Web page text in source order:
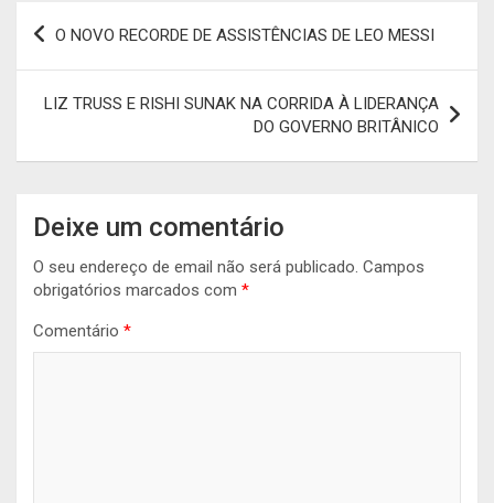
Navegação
O NOVO RECORDE DE ASSISTÊNCIAS DE LEO MESSI
LIZ TRUSS E RISHI SUNAK NA CORRIDA À LIDERANÇA
DO GOVERNO BRITÂNICO
Deixe um comentário
O seu endereço de email não será publicado. Campos
obrigatórios marcados com *
Comentário *